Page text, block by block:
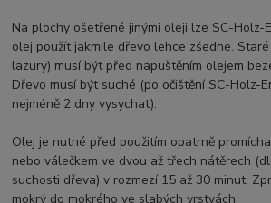
Na plochy ošetřené jinými oleji lze SC-Holz-
olej použít jakmile dřevo lehce zšedne.
lazury) musí být před napuštěním olejem
Dřevo musí být suché (po očištění SC-Holz-
nejméně 2 dny vysychat).
Olej je nutné před použitím opatrně
nebo válečkem ve dvou až třech nátěrech
suchosti dřeva) v rozmezí 15 až 30 minut.
mokrý do mokrého ve slabých vrstvách.